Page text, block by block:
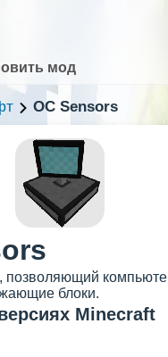
мод
OC Sensors
позволяющий
блоки.
Minecraft